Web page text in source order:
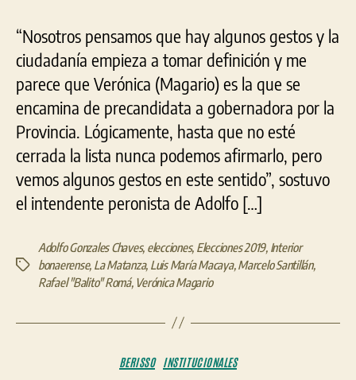
“Nosotros pensamos que hay algunos gestos y la
ciudadanía empieza a tomar definición y me
parece que Verónica (Magario) es la que se
encamina de precandidata a gobernadora por la
Provincia. Lógicamente, hasta que no esté
cerrada la lista nunca podemos afirmarlo, pero
vemos algunos gestos en este sentido”, sostuvo
el intendente peronista de Adolfo […]
Etiquetas
Adolfo Gonzales Chaves, elecciones, Elecciones 2019, Interior
bonaerense, La Matanza, Luis María Macaya,Marcelo Santillán,
Rafael "Balito" Romá, Verónica Magario
Categorías
BERISSO INSTITUCIONALES